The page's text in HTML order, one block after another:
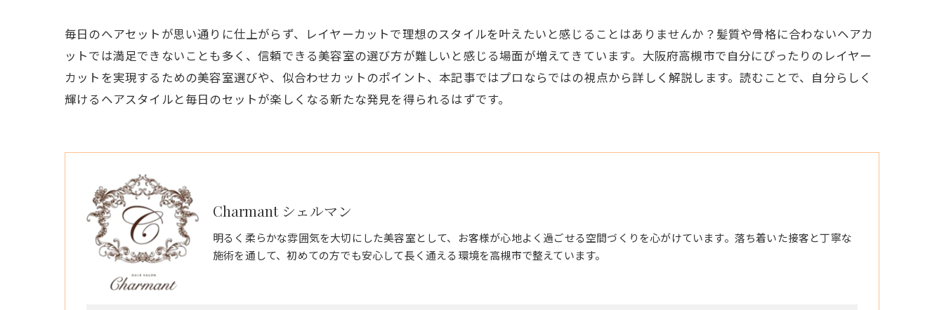
毎日のヘアセットが思い通りに仕上がらず、レイヤーカットで理想のスタイルを叶えたいと感じることはありませんか？髪質や骨格に合わないヘアカ
ットでは満足できないことも多く、信頼できる美容室の選び方が難しいと感じる場面が増えてきています。大阪府高槻市で自分にぴったりのレイヤー
カットを実現するための美容室選びや、似合わせカットのポイント、本記事ではプロならではの視点から詳しく解説します。読むことで、自分らしく
輝けるヘアスタイルと毎日のセットが楽しくなる新たな発見を得られるはずです。
Charmant シェルマン
明るく柔らかな雰囲気を大切にした美容室として、お客様が心地よく過ごせる空間づくりを心がけています。落ち着いた接客と丁寧な
施術を通して、初めての方でも安心して長く通える環境を高槻市で整えています。